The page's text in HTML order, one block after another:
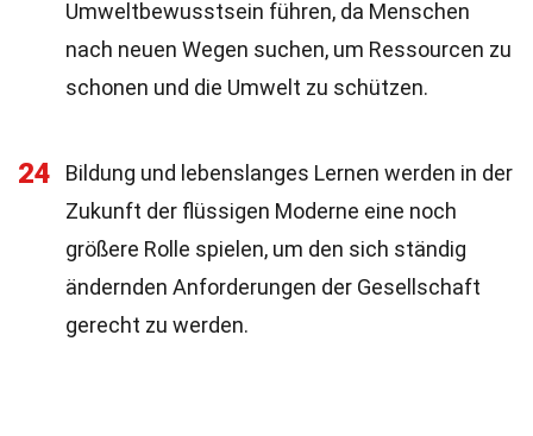
Umweltbewusstsein führen, da Menschen
nach neuen Wegen suchen, um Ressourcen zu
schonen und die Umwelt zu schützen.
24
Bildung und lebenslanges Lernen werden in der
Zukunft der flüssigen Moderne eine noch
größere Rolle spielen, um den sich ständig
ändernden Anforderungen der Gesellschaft
gerecht zu werden.